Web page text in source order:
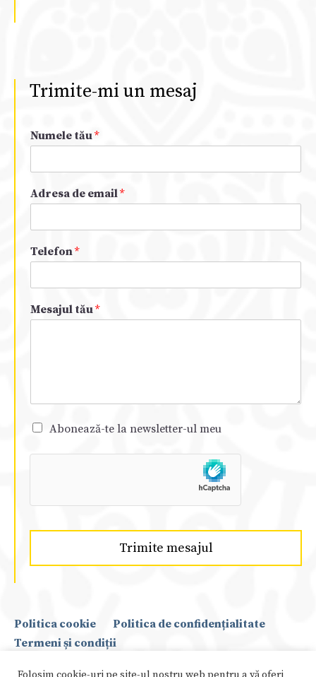
Trimite-mi un mesaj
Numele tău*
Adresa de email*
Telefon*
Mesajul tău*
Abonează-te la newsletter-ul meu
Trimite mesajul
Politica cookie
Politica de confidențialitate
Termeni și condiții